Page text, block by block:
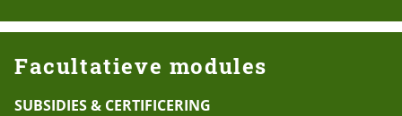
Facultatieve modules
SUBSIDIES & CERTIFICERING